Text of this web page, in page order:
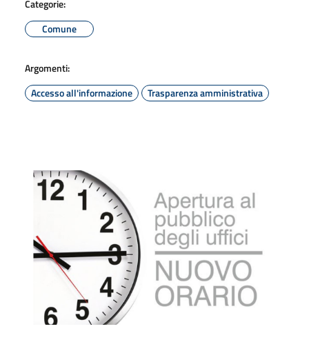
Categorie:
Comune
Argomenti:
Accesso all'informazione
Trasparenza amministrativa